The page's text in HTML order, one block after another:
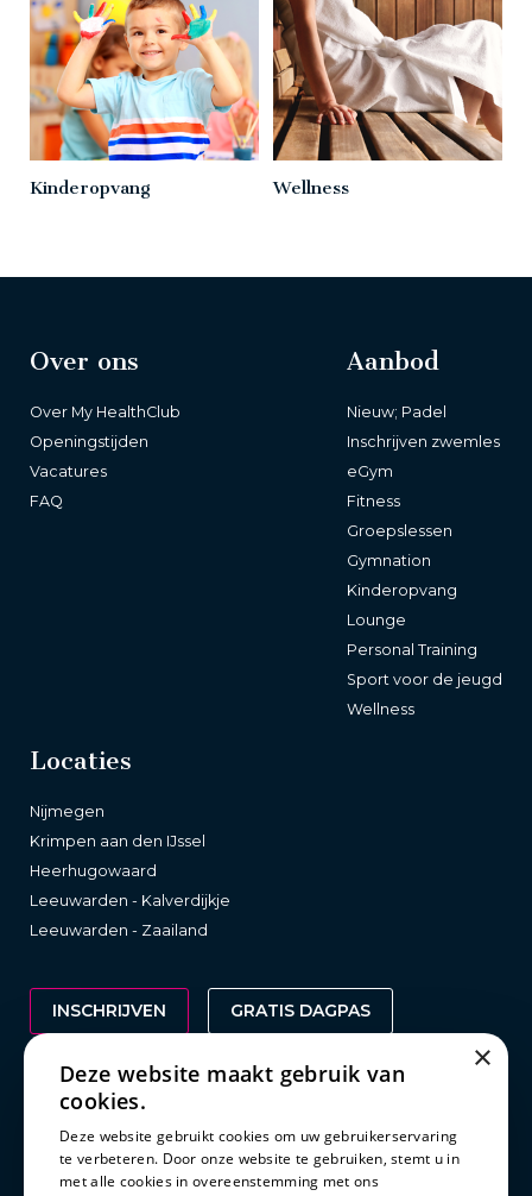
Kinderopvang Wellness
Over ons
Over My HealthClub
Openingstijden
Vacatures
FAQ
Aanbod
Nieuw; Padel
Inschrijven zwemles
eGym
Fitness
Groepslessen
Gymnation
Kinderopvang
Lounge
Personal Training
Sport voor de jeugd
Wellness
Locaties
Nijmegen
Krimpen aan den IJssel
Heerhugowaard
Leeuwarden - Kalverdijkje
Leeuwarden - Zaailand
INSCHRIJVEN GRATIS DAGPAS
Wetgeving
Clubreglement
×
Deze website maakt gebruik van
cookies.
Deze website gebruikt cookies om uw gebruikerservaring
te verbeteren. Door onze website te gebruiken, stemt u in
met alle cookies in overeenstemming met ons